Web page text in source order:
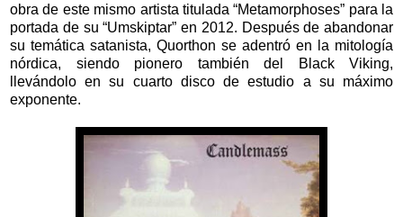
obra de este mismo artista titulada “Metamorphoses” para la
portada de su “Umskiptar” en 2012. Después de abandonar
su temática satanista, Quorthon se adentró en la mitología
nórdica, siendo pionero también del Black Viking,
llevándolo en su cuarto disco de estudio a su máximo
exponente.